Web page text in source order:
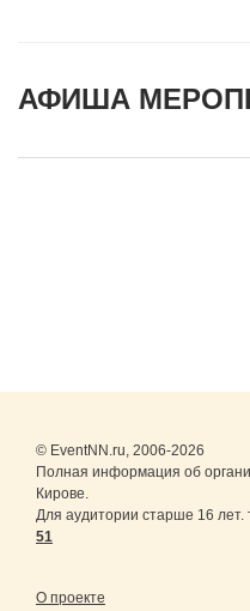
АФИША
© EventNN.ru, 2006-2026
Полная информация об
Кирове.
Для аудитории старше 16 лет.
51
О проекте